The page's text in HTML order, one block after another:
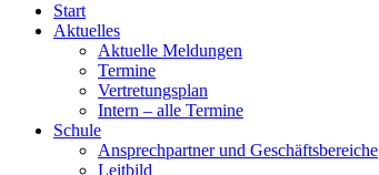
Start
Aktuelles
Aktuelle Meldungen
Termine
Vertretungsplan
Intern – alle Termine
Schule
Ansprechpartner und Geschäftsbereiche
Leitbild